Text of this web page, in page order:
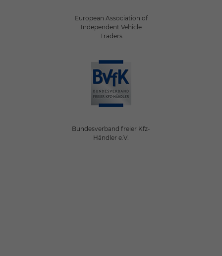
European Association of
Independent Vehicle
Traders
Bundesverband freier Kfz-
Händler e.V.